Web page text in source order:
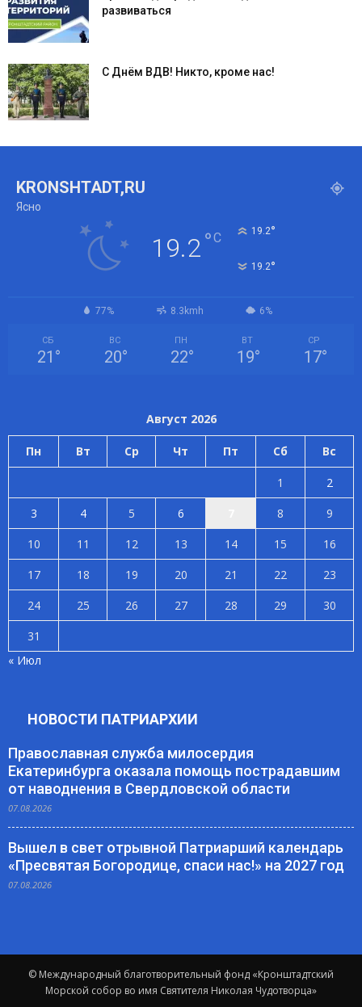
развиваться
С Днём ВДВ! Никто, кроме нас!
KRONSHTADT,RU
Ясно
19.2°C 19.2°
19.2°
77% 8.3kmh 6%
СБ
21 °
ВС
20°
ПН
22°
ВТ
19°
СР
17°
Август 2026
Пн Вт Ср Чт Пт Сб Вс
1
2
3
4 5 6 8
9
10
11 12 13 14 15
16
17
18 19 20 21 22
23
24
25 26 27 28 29
30
31
« Июл
НОВОСТИ ПАТРИАРХИИ
Православная служба милосердия
Екатеринбурга оказала помощь пострадавшим
от наводнения в Свердловской области
07.08.2026
Вышел в свет отрывной Патриарший календарь
«Пресвятая Богородице, спаси нас!» на 2027 год
07.08.2026
© Международный благотворительный фонд «Кронштадтский
Морской собор во имя Святителя Николая Чудотворца»